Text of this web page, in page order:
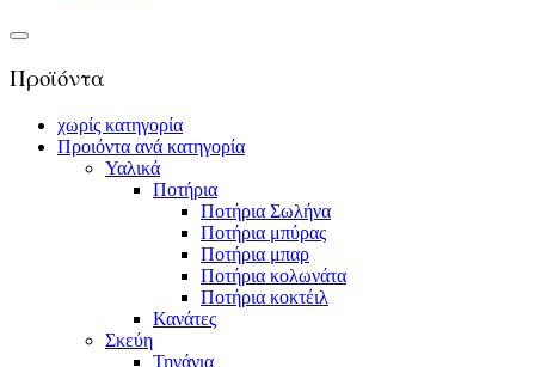
Προϊόντα
χωρίς κατηγορία
Προιόντα ανά κατηγορία
Υαλικά
Ποτήρια
Ποτήρια Σωλήνα
Ποτήρια μπύρας
Ποτήρια μπαρ
Ποτήρια κολωνάτα
Ποτήρια κοκτέιλ
Κανάτες
Σκεύη
Τηγάνια